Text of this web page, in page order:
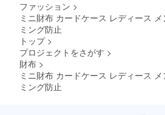
ファッション >
ミニ財布 カードケース レディース
ミング防止
トップ >
プロジェクトをさがす >
財布 >
ミニ財布 カードケース レディース
ミング防止